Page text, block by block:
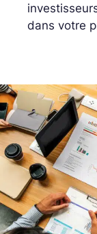
dans votre